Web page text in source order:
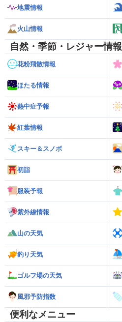
地震情報
火山情報
自然・季節・レジャー情報
花粉飛散情報
ほたる情報
熱中症予報
紅葉情報
スキー＆スノボ
初詣
服装予報
紫外線情報
山の天気
釣り天気
ゴルフ場の天気
風邪予防指数
便利なメニュー